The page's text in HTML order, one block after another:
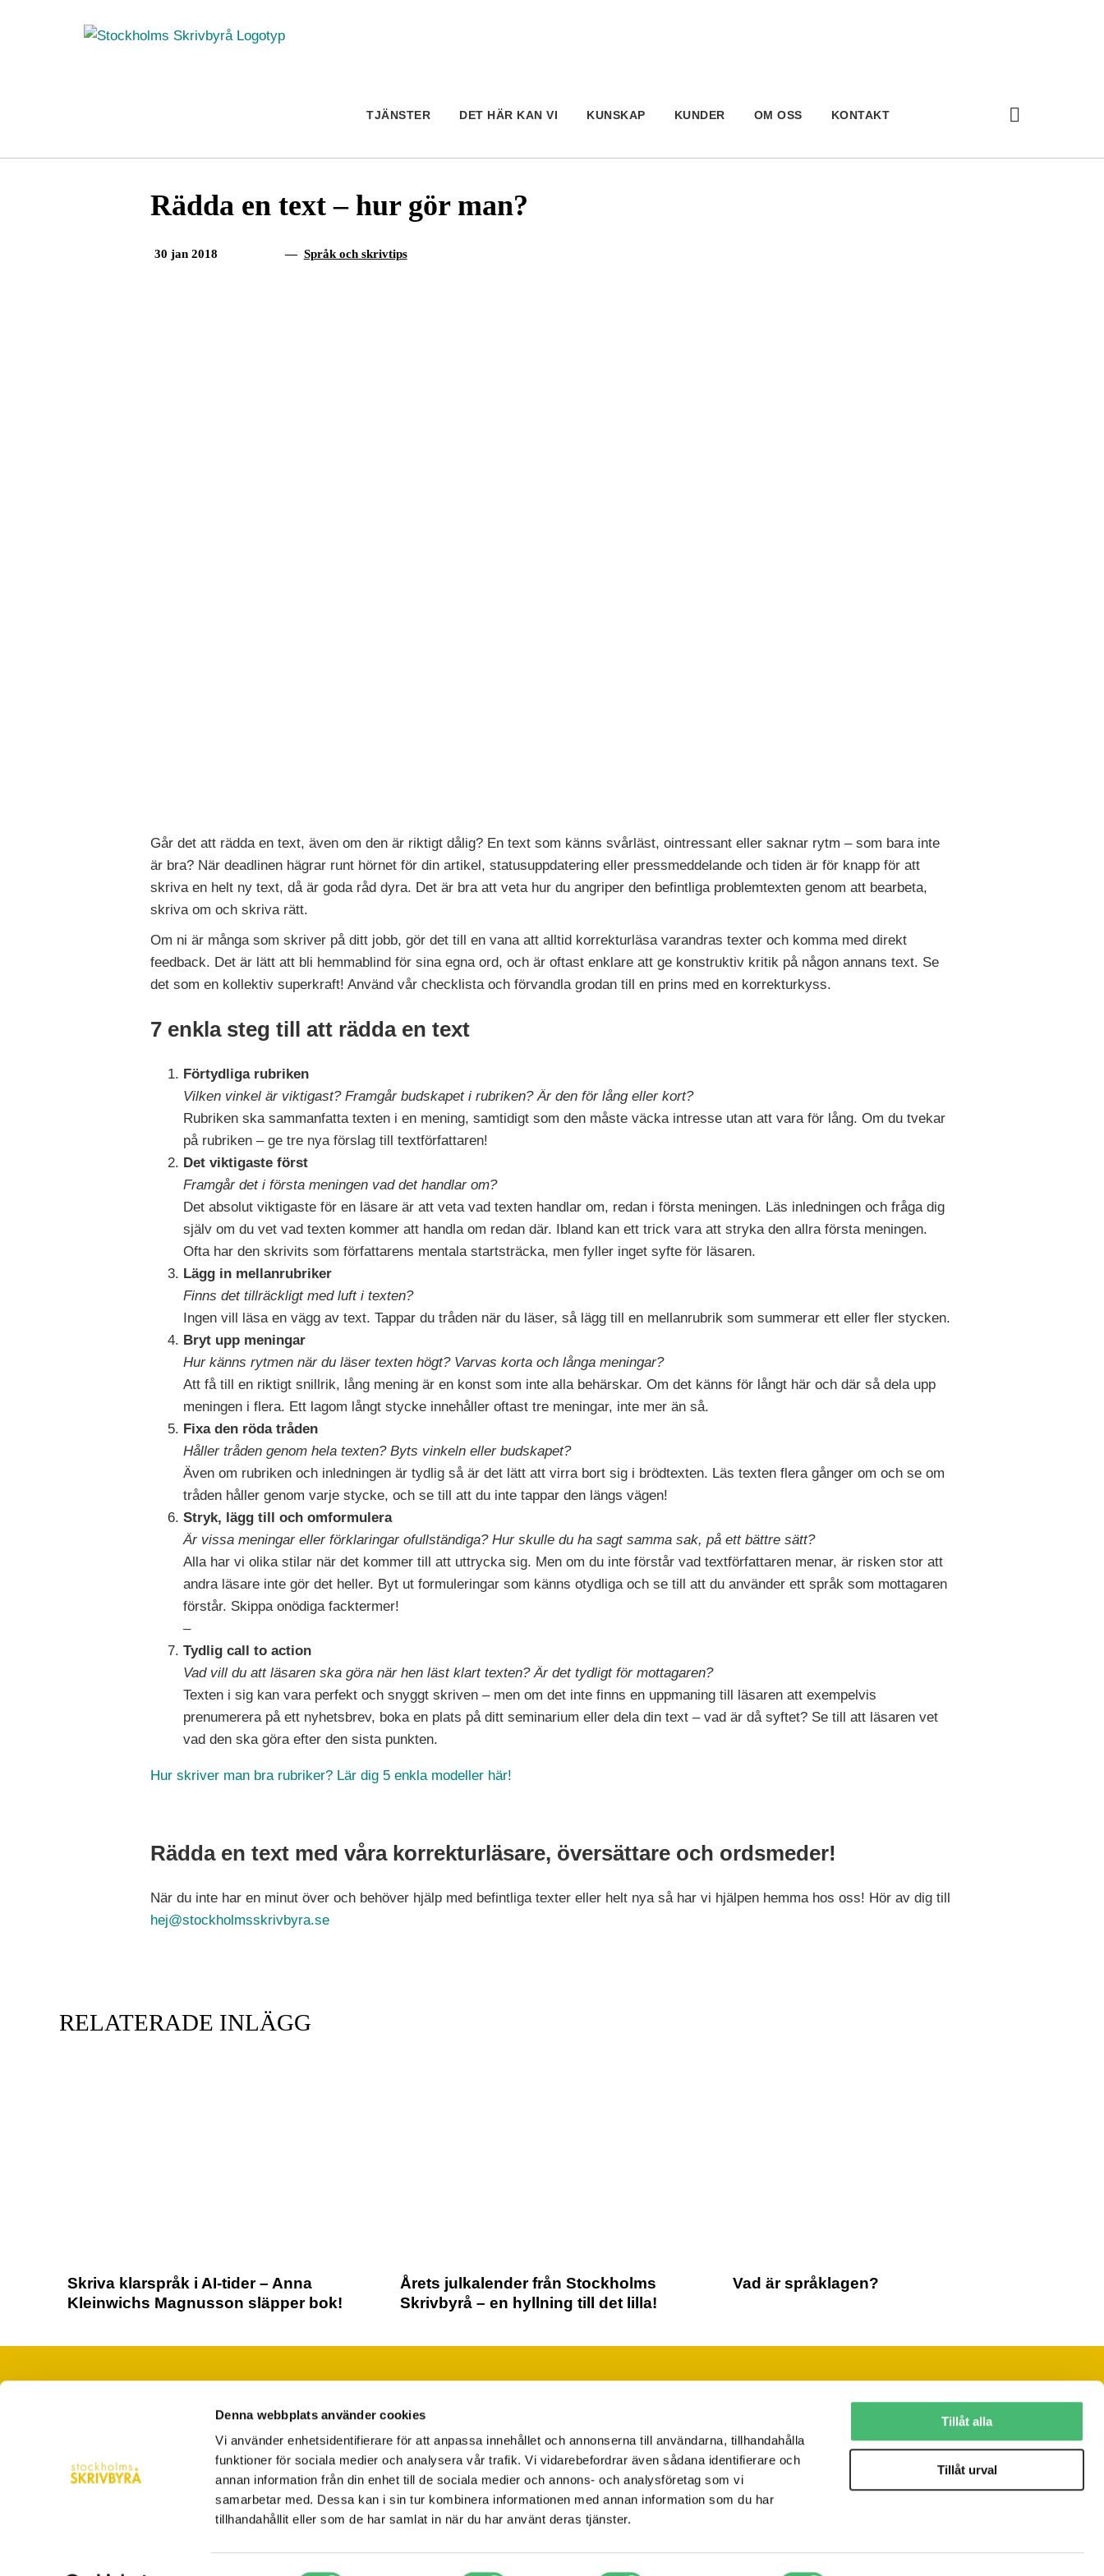
Denna webbplats använder cookies
Vi använder enhetsidentifierare för att anpassa innehållet och annonserna till användarna, tillhandahålla
funktioner för sociala medier och analysera vår trafik. Vi vidarebefordrar även sådana identifierare och
annan information från din enhet till de sociala medier och annons- och analysföretag som vi
samarbetar med. Dessa kan i sin tur kombinera informationen med annan information som du har
tillhandahållit eller som de har samlat in när du har använt deras tjänster.
Tillåt alla
Tillåt urval
TJÄNSTER DET HÄR KAN VI KUNSKAP KUNDER OM OSS KONTAKT
Rädda en text – hur gör man?
30 jan 2018 — Språk och skrivtips
Går det att rädda en text, även om den är riktigt dålig? En text som känns svårläst, ointressant eller saknar rytm – som bara inte
är bra? När deadlinen hägrar runt hörnet för din artikel, statusuppdatering eller pressmeddelande och tiden är för knapp för att
skriva en helt ny text, då är goda råd dyra. Det är bra att veta hur du angriper den befintliga problemtexten genom att bearbeta,
skriva om och skriva rätt.
Om ni är många som skriver på ditt jobb, gör det till en vana att alltid korrekturläsa varandras texter och komma med direkt
feedback. Det är lätt att bli hemmablind för sina egna ord, och är oftast enklare att ge konstruktiv kritik på någon annans text. Se
det som en kollektiv superkraft! Använd vår checklista och förvandla grodan till en prins med en korrekturkyss.
7 enkla steg till att rädda en text
Förtydliga rubriken
Vilken vinkel är viktigast? Framgår budskapet i rubriken? Är den för lång eller kort?
Rubriken ska sammanfatta texten i en mening, samtidigt som den måste väcka intresse utan att vara för lång. Om du tvekar
på rubriken – ge tre nya förslag till textförfattaren!
Det viktigaste först
Framgår det i första meningen vad det handlar om?
Det absolut viktigaste för en läsare är att veta vad texten handlar om, redan i första meningen. Läs inledningen och fråga dig
själv om du vet vad texten kommer att handla om redan där. Ibland kan ett trick vara att stryka den allra första meningen.
Ofta har den skrivits som författarens mentala startsträcka, men fyller inget syfte för läsaren.
Lägg in mellanrubriker
Finns det tillräckligt med luft i texten?
Ingen vill läsa en vägg av text. Tappar du tråden när du läser, så lägg till en mellanrubrik som summerar ett eller fler stycken.
Bryt upp meningar
Hur känns rytmen när du läser texten högt? Varvas korta och långa meningar?
Att få till en riktigt snillrik, lång mening är en konst som inte alla behärskar. Om det känns för långt här och där så dela upp
meningen i flera. Ett lagom långt stycke innehåller oftast tre meningar, inte mer än så.
Fixa den röda tråden
Håller tråden genom hela texten? Byts vinkeln eller budskapet?
Även om rubriken och inledningen är tydlig så är det lätt att virra bort sig i brödtexten. Läs texten flera gånger om och se om
tråden håller genom varje stycke, och se till att du inte tappar den längs vägen!
Stryk, lägg till och omformulera
Är vissa meningar eller förklaringar ofullständiga? Hur skulle du ha sagt samma sak, på ett bättre sätt?
Alla har vi olika stilar när det kommer till att uttrycka sig. Men om du inte förstår vad textförfattaren menar, är risken stor att
andra läsare inte gör det heller. Byt ut formuleringar som känns otydliga och se till att du använder ett språk som mottagaren
förstår. Skippa onödiga facktermer!
–
Tydlig call to action
Vad vill du att läsaren ska göra när hen läst klart texten? Är det tydligt för mottagaren?
Texten i sig kan vara perfekt och snyggt skriven – men om det inte finns en uppmaning till läsaren att exempelvis
prenumerera på ett nyhetsbrev, boka en plats på ditt seminarium eller dela din text – vad är då syftet? Se till att läsaren vet
vad den ska göra efter den sista punkten.
Hur skriver man bra rubriker? Lär dig 5 enkla modeller här!
Rädda en text med våra korrekturläsare, översättare och ordsmeder!
När du inte har en minut över och behöver hjälp med befintliga texter eller helt nya så har vi hjälpen hemma hos oss! Hör av dig till
hej@stockholmsskrivbyra.se
RELATERADE INLÄGG
Skriva klarspråk i AI-tider – Anna
Kleinwichs Magnusson släpper bok!
Årets julkalender från Stockholms
Skrivbyrå – en hyllning till det lilla!
Vad är språklagen?
hej@stockholmsskrivbyra.se
Västerlånggatan 28 Stockholm
Följ oss på sociala medier
Vill du ha vårt nyhetsbrev?